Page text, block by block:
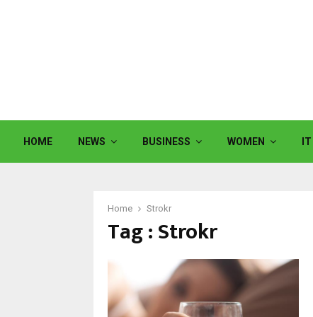
HOME NEWS BUSINESS WOMEN IT
Home Strokr
Tag : Strokr